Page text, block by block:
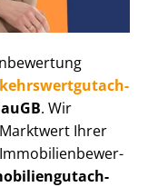
. Wir
Ihrer